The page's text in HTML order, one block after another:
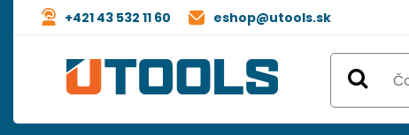
eshop@utools.sk
+421 43 532 11 60